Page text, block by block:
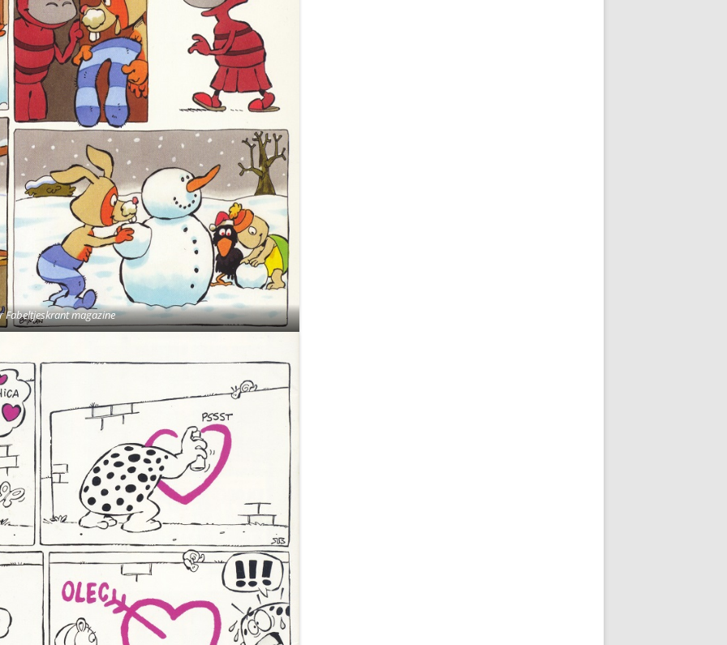
Fabeltjeskrant magazine